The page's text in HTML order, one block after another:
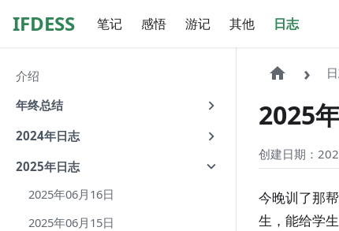
IFDESS 笔记 感悟 游记 其他 日志
介绍
年终总结
2024年日志
2025年日志
2025年06月16日
2025年06月15日
2025
创建日期：
今晚训了那
生，能给学